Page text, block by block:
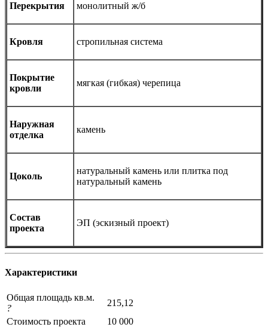
Перекрытия монолитный ж/б
Кровля стропильная система
Покрытие
кровли
мягкая (гибкая) черепица
Наружная
отделка
камень
Цоколь
натуральный камень или плитка под
натуральный камень
Состав
проекта
ЭП (эскизный проект)
Характеристики
Общая площадь кв.м.
?
215,12
Стоимость проекта
10 000